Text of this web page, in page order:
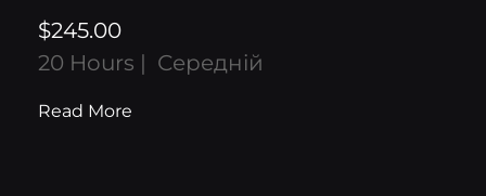
$245.00
20 Hours
Середній
Read More